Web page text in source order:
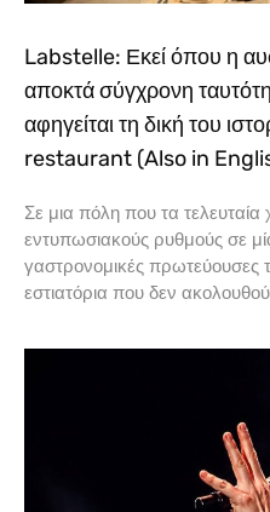
Labstelle: Εκεί όπου η
αποκτά σύγχρονη
αφηγείται τη δική του
restaurant (Also in
Σε μια πόλη που τα τελευταία
εντυπωσιακούς ρυθμούς σε
γαστρονομικές
εστιατόρια που δεν